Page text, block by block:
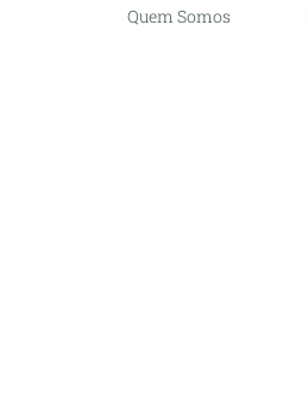
Quem Somos